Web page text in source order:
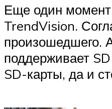
Еще один
TrendVision.
произошедшего.
поддерживает
SD-карты, да и